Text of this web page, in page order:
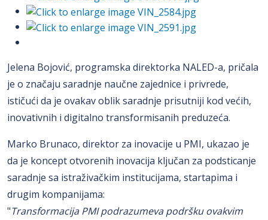
Jelena Bojović, programska direktorka NALED-a, pričala
je o značaju saradnje naučne zajednice i privrede,
ističući da je ovakav oblik saradnje prisutniji kod većih,
inovativnih i digitalno transformisanih preduzeća.
Marko Brunaco, direktor za inovacije u PMI, ukazao je
da je koncept otvorenih inovacija ključan za podsticanje
saradnje sa istraživačkim institucijama, startapima i
drugim kompanijama:
"Transformacija PMI podrazumeva podršku ovakvim